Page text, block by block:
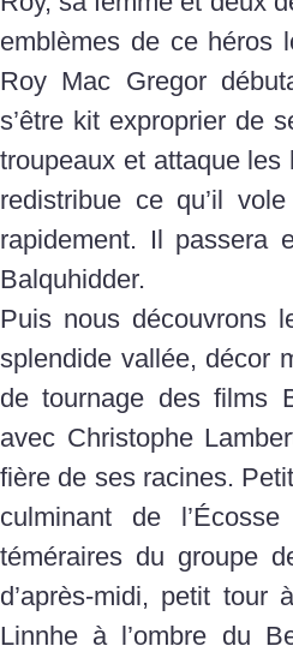
emblèmes de ce héros
Roy Mac Gregor
s’être kit exproprier de
troupeaux et attaque
redistribue ce qu’il
rapidement. Il
Balquhidder.
Puis nous découvrons
splendide vallée, décor
de tournage des films
avec Christophe
fière de ses racines.
culminant de
téméraires du groupe
d’après-midi, petit tour
Linnhe à l’ombre du